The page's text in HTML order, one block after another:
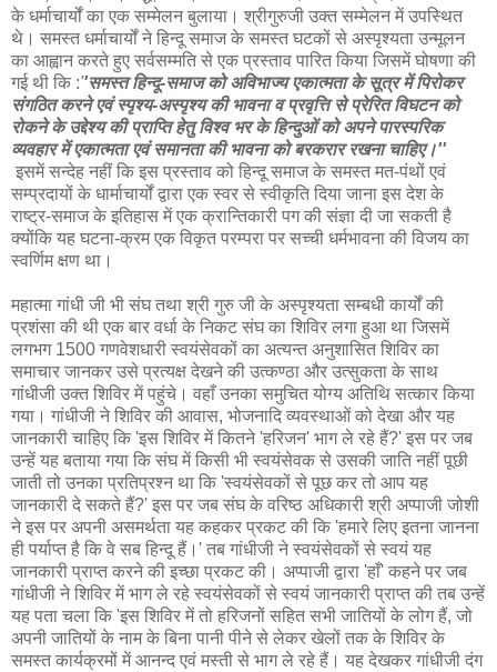
के धर्माचार्यों का एक सम्मेलन बुलाया। श्रीगुरुजी उक्त सम्मेलन में उपस्थित
थे। समस्त धर्माचार्यों ने हिन्दू समाज के समस्त घटकों से अस्पृश्यता उन्मूलन
का आह्वान करते हुए सर्वसम्मति से एक प्रस्ताव पारित किया जिसमें घोषणा की
गई थी कि :''समस्त हिन्दू-समाज को अविभाज्य एकात्मता के सूत्र में पिरोकर
संगठित करने एवं स्पृश्य-अस्पृश्य की भावना व प्रवृत्ति से प्रेरित विघटन को
रोकने के उद्देश्य की प्राप्ति हेतु विश्व भर के हिन्दुओं को अपने पारस्परिक
व्यवहार में एकात्मता एवं समानता की भावना को बरकरार रखना चाहिए।''
इसमें सन्देह नहीं कि इस प्रस्ताव को हिन्दू समाज के समस्त मत-पंथों एवं
सम्प्रदायों के धार्माचार्यों द्वारा एक स्वर से स्वीकृति दिया जाना इस देश के
राष्ट्र-समाज के इतिहास में एक क्रान्तिकारी पग की संज्ञा दी जा सकती है
क्योंकि यह घटना-क्रम एक विकृत परम्परा पर सच्ची धर्मभावना की विजय का
स्वर्णिम क्षण था।
महात्मा गांधी जी भी संघ तथा श्री गुरु जी के अस्पृश्यता सम्‍बधी कार्यों की
प्रशंसा की थी एक बार वर्धा के निकट संघ का शिविर लगा हुआ था जिसमें
लगभग 1500 गणवेशधारी स्वयंसेवकों का अत्यन्त अनुशासित शिविर का
समाचार जानकर उसे प्रत्यक्ष देखने की उत्कण्ठा और उत्सुकता के साथ
गांधीजी उक्त शिविर में पहुंचे। वहाँ उनका समुचित योग्य अतिथि सत्कार किया
गया। गांधीजी ने शिविर की आवास, भोजनादि व्यवस्थाओं को देखा और यह
जानकारी चाहिए कि 'इस शिविर में कितने 'हरिजन' भाग ले रहे हैं?' इस पर जब
उन्हें यह बताया गया कि संघ में किसी भी स्वयंसेवक से उसकी जाति नहीं पूछी
जाती तो उनका प्रतिप्रश्न था कि 'स्वयंसेवकों से पूछ कर तो आप यह
जानकारी दे सकते हैं?' इस पर जब संघ के वरिष्ठ अधिकारी श्री अप्पाजी जोशी
ने इस पर अपनी असमर्थता यह कहकर प्रकट की कि 'हमारे लिए इतना जानना
ही पर्याप्त है कि वे सब हिन्दू हैं।' तब गांधीजी ने स्वयंसेवकों से स्वयं यह
जानकारी प्राप्त करने की इच्छा प्रकट की। अप्पाजी द्वारा 'हाँ' कहने पर जब
गांधीजी ने शिविर में भाग ले रहे स्वयंसेवकों से स्वयं जानकारी प्राप्त की तब उन्हें
यह पता चला कि 'इस शिविर में तो हरिजनों सहित सभी जातियों के लोग हैं, जो
अपनी जातियों के नाम के बिना पानी पीने से लेकर खेलों तक के शिविर के
समस्त कार्यक्रमों में आनन्द एवं मस्ती से भाग ले रहे हैं। यह देखकर गांधीजी दंग